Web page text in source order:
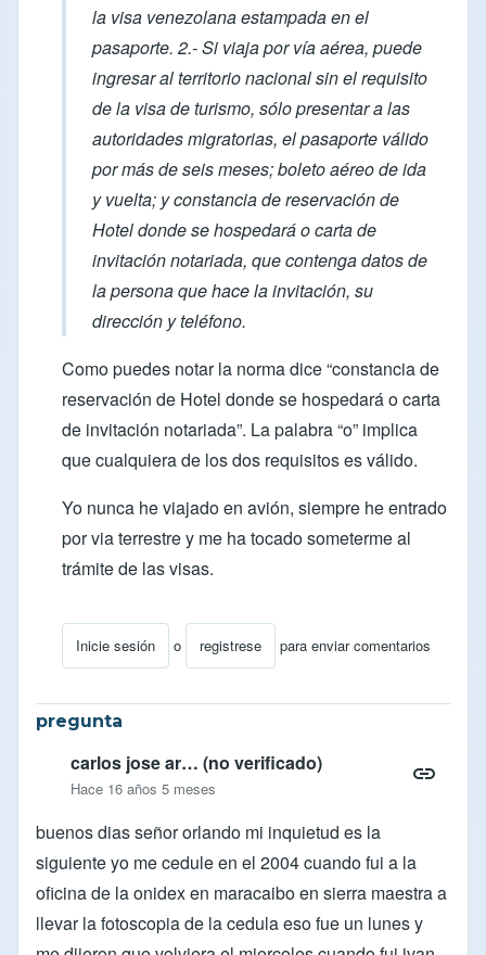
la visa venezolana estampada en el
pasaporte. 2.- Si viaja por vía aérea, puede
ingresar al territorio nacional sin el requisito
de la visa de turismo, sólo presentar a las
autoridades migratorias, el pasaporte válido
por más de seis meses; boleto aéreo de ida
y vuelta; y constancia de reservación de
Hotel donde se hospedará o carta de
invitación notariada, que contenga datos de
la persona que hace la invitación, su
dirección y teléfono.
Como puedes notar la norma dice “constancia de
reservación de Hotel donde se hospedará o carta
de invitación notariada”. La palabra “o” implica
que cualquiera de los dos requisitos es válido.
Yo nunca he viajado en avión, siempre he entrado
por via terrestre y me ha tocado someterme al
trámite de las visas.
Inicie sesión o registrese para enviar comentarios
En respuesta a necesito saber que hago y que
pregunta
carlos jose ar… (no verificado)
Hace 16 años 5 meses
buenos dias señor orlando mi inquietud es la
siguiente yo me cedule en el 2004 cuando fui a la
oficina de la onidex en maracaibo en sierra maestra a
llevar la fotoscopia de la cedula eso fue un lunes y